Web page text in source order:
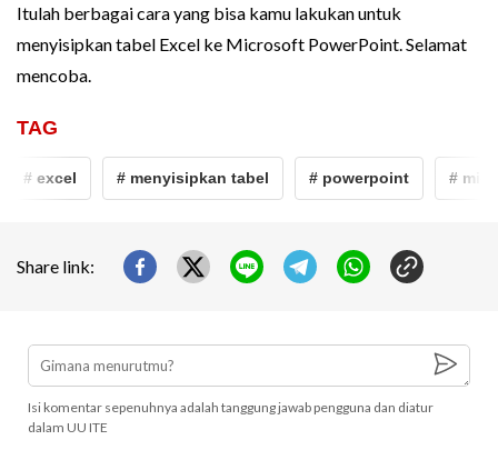
Itulah berbagai cara yang bisa kamu lakukan untuk
menyisipkan tabel Excel ke Microsoft PowerPoint. Selamat
mencoba.
TAG
# excel # menyisipkan tabel # powerpoint #
Share link:
Isi komentar sepenuhnya adalah tanggung jawab pengguna dan diatur
dalam UU ITE